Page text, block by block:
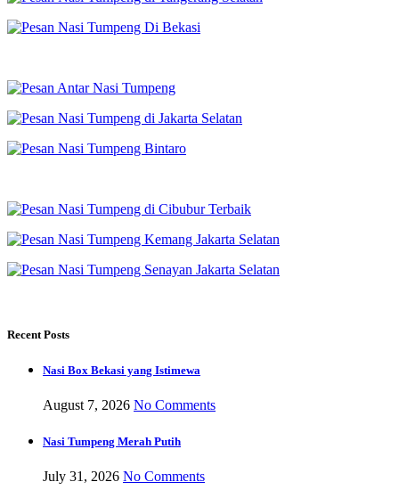
Recent Posts
Nasi Box Bekasi yang Istimewa
August 7, 2026 No Comments
Nasi Tumpeng Merah Putih
July 31, 2026 No Comments